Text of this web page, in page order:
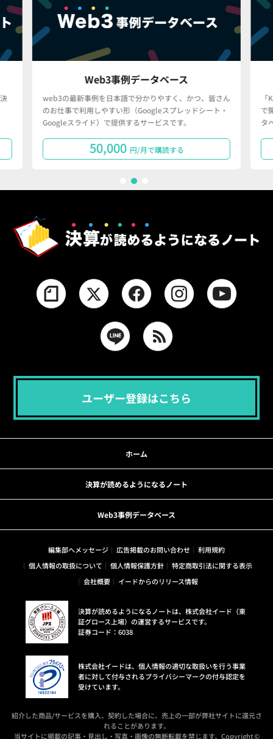
Web3事例データベース
web3の最新事例を日本語で分かりやすく、かつ、皆さん
のお仕事で利用しやすい形（Googleスプレッドシート・
Googleスライド）で提供するサービスです。
50,000 円/月で購読する
で
タ
ユーザー登録はこちら
ホーム
決算が読めるようになるノート
Web3事例データベース
編集部へメッセージ 広告掲載のお問い合わせ
利用規約
個人情報の取扱について
個人情報保護方針
特定商取引法に関する表示
会社概要
イードからのリリース情報
決算が読めるようになるノートは、株式会社イード（東
証グロース上場）の運営するサービスです。
証券コード：6038
株式会社イードは、個人情報の適切な取扱いを行う事業
者に対して付与されるプライバシーマークの付与認定を
受けています。
紹介した商品/サービスを購入、契約した場合に、売上の一部が弊社サイトに還元さ
れることがあります。
当サイトに掲載の記事・見出し・写真・画像の無断転載を禁じます。Copyright ©